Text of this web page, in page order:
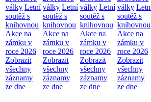
války Letní
soutěž s
knihovnou
Akce na
zámku v
roce 2026
Zobrazit
všechny
záznamy
ze dne
války Letní
soutěž s
knihovnou
Akce na
zámku v
roce 2026
Zobrazit
všechny
záznamy
ze dne
války Letní
soutěž s
knihovnou
Akce na
zámku v
roce 2026
Zobrazit
všechny
záznamy
ze dne
války
soutěž s
knihovnou
Akce na
zámku v
roce 2026
Zobrazit
všechny
záznamy
ze dne